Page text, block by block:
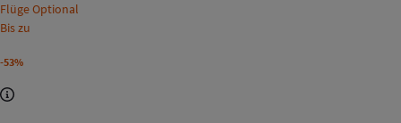
Flüge Optional
Bis zu
-53%